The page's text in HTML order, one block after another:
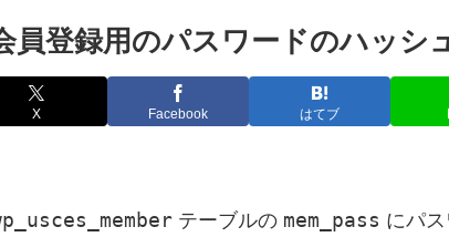
員登録用のパスワードのハッシ
X Facebook はてブ
テーブルの mem_pass にパ